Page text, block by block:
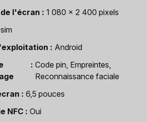
l'écran
1 080 x 2 400 pixels
Android
Code pin, Empreintes,
Reconnaissance faciale
6,5 pouces
NFC
Oui